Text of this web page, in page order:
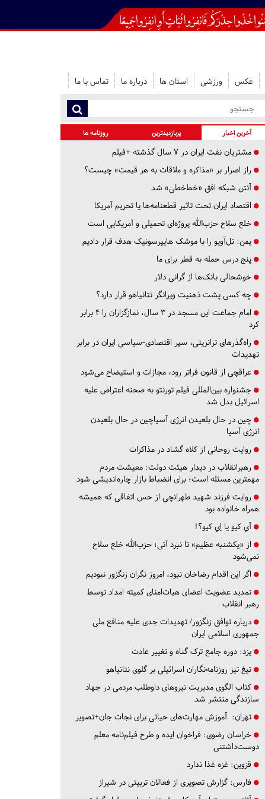
عکس ورزشی استان ها درباره ما تماس با ما
آخرین اخبار پربازدیدترین روزنامه ها
مشتریان نفت ایران در ۷ سال گذشته +فیلم
راز اصرار بر «مذاکره و ملاقات به هر قیمت» چیست؟
آنتن شبکه افق «خط‌خطی» شد
اقتصاد ایران تحت تاثیر قطعنامه‌ها یا تحریم‌ آمریکا
خلع سلاح حزب‌الله پروژه‌ای تحمیلی و آمریکایی است
یمن: تل‌آویو را با موشک هایپرسونیک هدف قرار دادیم
پنج درس‌ حمله به قطر برای ما
خوشحالی بانک‌ها از گرانی دلار
چه کسی پشت ذهنیت ویرانگر نتانیاهو قرار دارد؟
امام جماعت این مسجد در ۳ سال، نمازگزاران را ۴ برابر
کرد
راه‌گذرهای ترانزیتی، سپر اقتصادی-سیاسی ایران در برابر
تهدیدات
عراقچی از قانون فراتر رود، مجازات و استیضاح می‌شود
جشنواره بین‌المللی فیلم تورنتو به صحنه اعتراض علیه
اسرائیل بدل شد
چین در حال بلعیدن انرژی آسیاچین در حال بلعیدن
انرژی آسیا
روایت روحانی از کلاه گشاد در مذاکرات
رهبرانقلاب در دیدار هیئت دولت: معیشت مردم
مهمترین مسئله است؛ برای انضباط بازار چاره‌اندیشی شود
روایت فرزند شهید طهرانچی از حس اتفاقی که همیشه
همراه خانواده بود
آي كيو يا اِي كيو؟!
از «یکشنبه عظیم» تا نبرد آتی؛ حزب‌الله خلع سلاح
نمی‌شود
اگر این اقدام رضاخان نبود، امروز نگران زنگزور نبودیم
تمدید عضویت اعضای هیات‌امنای کمیته امداد توسط
رهبر انقلاب
درباره توافق زنگزور/ تهدیدات جدی علیه منافع ملی
جمهوری اسلامی ایران
یزد: دوره جامع ترک گناه و تغییر عادت
تیغ تیز روزنامه‌نگاران اسرائیلی بر گلوی نتانیاهو
کتاب الگوی مدیریت نیروهای داوطلب مردمی در جهاد
سازندگی منتشر شد
تهران: آموزش مهارت‌های حیاتی برای نجات جان+تصویر
خراسان رضوی: فراخوان ایده و طرح فیلم‌نامه معلم
دوست‌داشتنی
قزوین: غزه غذا ندارد
فارس: گزارش تصویری از فعالان تربیتی در شیراز